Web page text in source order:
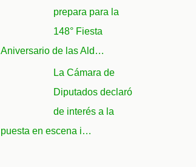
prepara para la
148° Fiesta
Aniversario de las Ald…
La Cámara de
Diputados declaró
de interés a la
puesta en escena i…